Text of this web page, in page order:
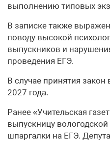
выполнению типовых
В записке также
поводу высокой
выпускников и
проведения ЕГЭ.
В случае принятия закон
2027 года.
Ранее «Учительская
выпускницу
шпаргалки на ЕГЭ.